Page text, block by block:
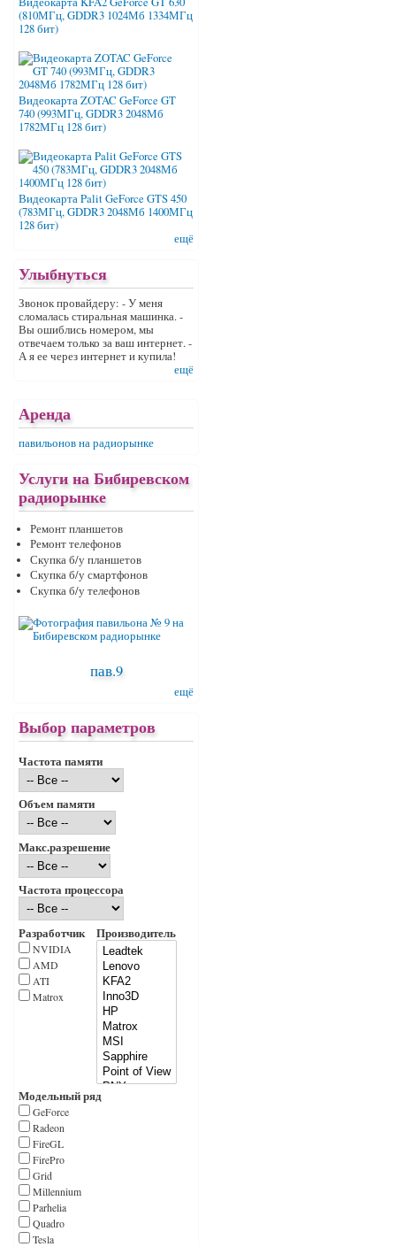
(810МГц, GDDR3 1024Мб 1334МГц
128 бит)
Видеокарта ZOTAC GeForce GT
740 (993МГц, GDDR3 2048Мб
1782МГц 128 бит)
Видеокарта Palit GeForce GTS 450
(783МГц, GDDR3 2048Мб 1400МГц
128 бит)
ещё
Улыбнуться
Звонок провайдеру: - У меня
сломалась стиральная машинка. -
Вы ошиблись номером, мы
отвечаем только за ваш интернет. -
А я ее через интернет и купила!
ещё
Аренда
павильонов на радиорынке
Услуги на Бибиревском
радиорынке
Ремонт планшетов
Ремонт телефонов
Скупка б/у планшетов
Скупка б/у смартфонов
Скупка б/у телефонов
пав.9
ещё
Выбор параметров
Частота памяти
Объем памяти
Макс.разрешение
Частота процессора
Разработчик
NVIDIA
AMD
ATI
Matrox
Производитель
Модельный ряд
GeForce
Radeon
FireGL
FirePro
Grid
Millennium
Parhelia
Quadro
Tesla